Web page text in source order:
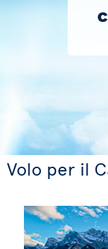
Volo per il